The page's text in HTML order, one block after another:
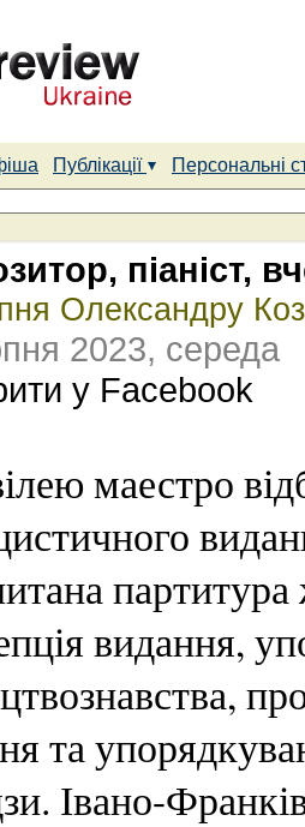
Публікації
Персональні
піаніст,
Олександру
2023, середа
у Facebook
маестро
видання,
та
Івано-